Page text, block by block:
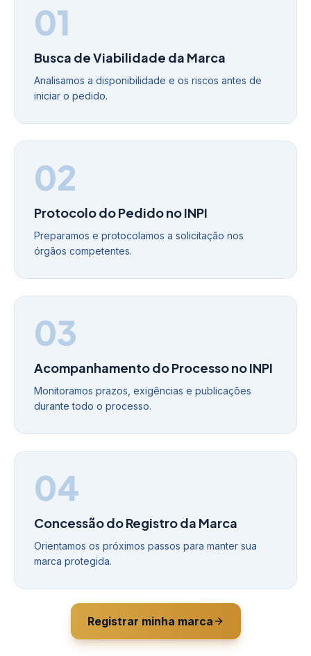
01
Busca de Viabilidade da Marca
Analisamos a disponibilidade e os riscos antes de
iniciar o pedido.
02
Protocolo do Pedido no INPI
Preparamos e protocolamos a solicitação nos
órgãos competentes.
03
Acompanhamento do Processo no INPI
Monitoramos prazos, exigências e publicações
durante todo o processo.
04
Concessão do Registro da Marca
Orientamos os próximos passos para manter sua
marca protegida.
Registrar minha marca